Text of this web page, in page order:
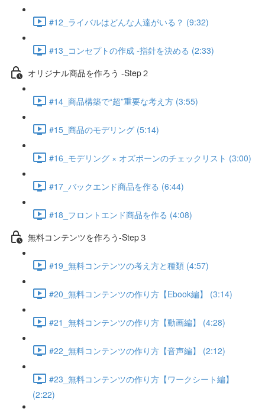
#12_ライバルはどんな人達がいる？ (9:32)
#13_コンセプトの作成 -指針を決める (2:33)
オリジナル商品を作ろう -Step２
#14_商品構築で“超”重要な考え方 (3:55)
#15_商品のモデリング (5:14)
#16_モデリング × オズボーンのチェックリスト (3:00)
#17_バックエンド商品を作る (6:44)
#18_フロントエンド商品を作る (4:08)
無料コンテンツを作ろう-Step３
#19_無料コンテンツの考え方と種類 (4:57)
#20_無料コンテンツの作り方【Ebook編】 (3:14)
#21_無料コンテンツの作り方【動画編】 (4:28)
#22_無料コンテンツの作り方【音声編】 (2:12)
#23_無料コンテンツの作り方【ワークシート編】
(2:22)